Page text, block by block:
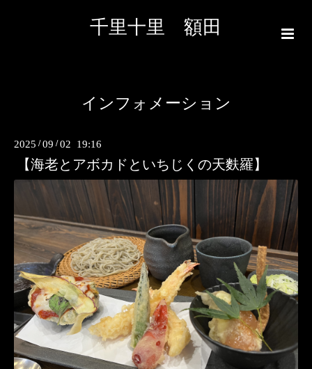
千里十里 額田
インフォメーション
2025 /09 /02 19:16
【海老とアボカドといちじくの天麩羅】